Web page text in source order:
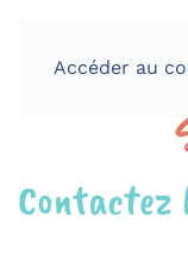
Accéder au
Contactez